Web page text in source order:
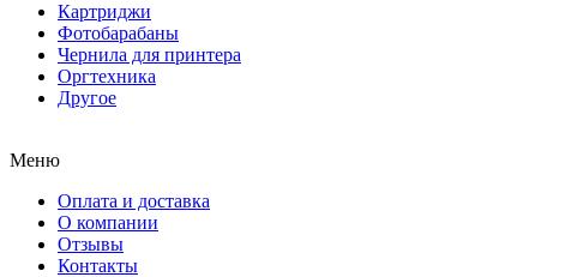
Картриджи
Фотобарабаны
Чернила для принтера
Оргтехника
Другое
Меню
Оплата и доставка
О компании
Отзывы
Контакты